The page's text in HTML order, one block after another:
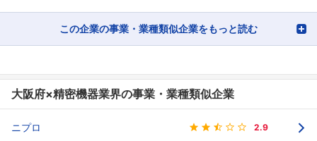
この企業の事業・業種類似企業をもっと読む
大阪府×精密機器業界の事業・業種類似企業
ニプロ 2.9